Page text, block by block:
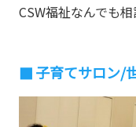
CSW福祉なんでも
子育てサロン/